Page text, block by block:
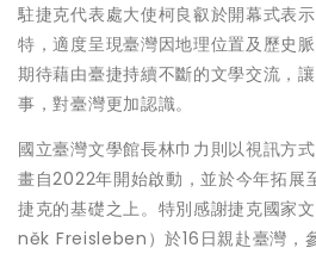
駐捷克代表處大使柯良叡於開幕式表
特，適度呈現臺灣因地理位置及歷史
期待藉由臺捷持續不斷的文學交流，
事，對臺灣更加認識。
國立臺灣文學館長林巾力則以視訊方
畫自2022年開始啟動，並於今年拓展
捷克的基礎之上。特別感謝捷克國家
něk Freisleben）於16日親赴臺灣，